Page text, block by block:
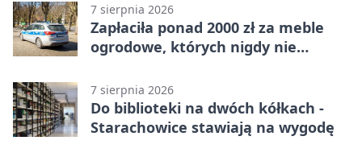
7 sierpnia 2026
Zapłaciła ponad 2000 zł za meble
ogrodowe, których nigdy nie
7 sierpnia 2026
Do biblioteki na dwóch kółkach -
Starachowice stawiają na wygodę